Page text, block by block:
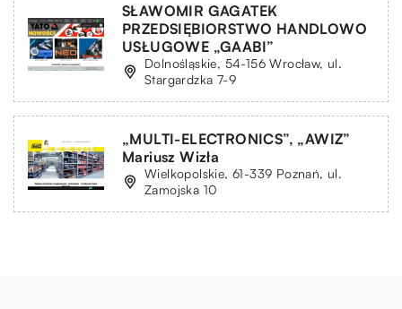
SŁAWOMIR GAGATEK
PRZEDSIĘBIORSTWO HANDLOWO
USŁUGOWE „GAABI”
Dolnośląskie, 54-156 Wrocław, ul.
Stargardzka 7-9
„MULTI-ELECTRONICS”, „AWIZ”
Mariusz Wizła
Wielkopolskie, 61-339 Poznań, ul.
Zamojska 10